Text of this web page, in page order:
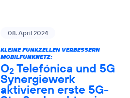
08. April 2024
KLEINE FUNKZELLEN VERBESSERN
MOBILFUNKNETZ:
O2 Telefónica und 5G
Synergiewerk
aktivieren erste 5G-